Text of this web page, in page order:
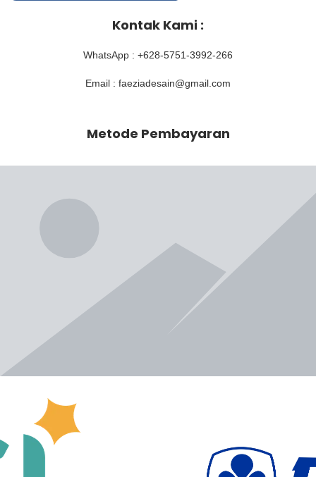
Kontak Kami :
WhatsApp : +628-5751-3992-266
Email : faeziadesain@gmail.com
Metode Pembayaran